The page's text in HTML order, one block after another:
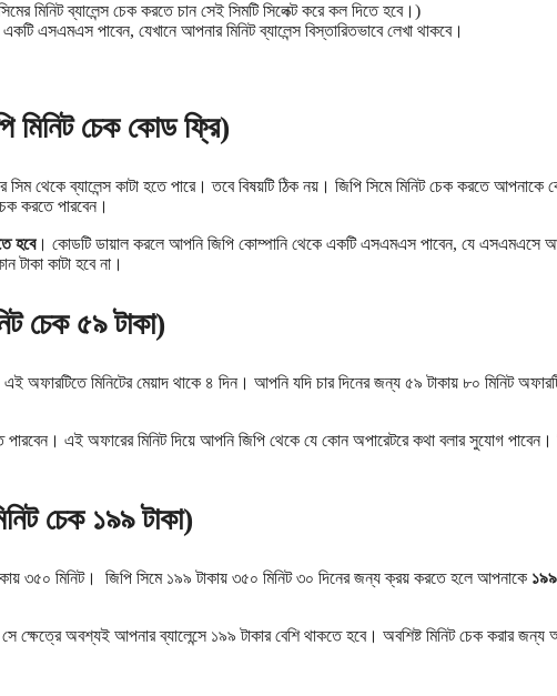
মিনিট ব্যালেন্স চেক করতে চান সেই সিমটি সিলেক্ট করে কল দিতে হবে।)
এসএমএস পাবেন, যেখানে আপনার মিনিট ব্যালেন্স বিস্তারিতভাবে লেখা থাকবে।
চেক কোড ফ্রি)
থেকে ব্যালেন্স কাটা হতে পারে। তবে বিষয়টি ঠিক নয়। জিপি সিমে মিনিট চেক করতে আপনাকে
করতে পারবেন।
হবে। কোডটি ডায়াল করলে আপনি জিপি কোম্পানি থেকে একটি এসএমএস পাবেন, যে এসএমএসে
টাকা কাটা হবে না।
চেক ৫৯ টাকা)
মিনিটের মেয়াদ থাকে ৪ দিন। আপনি যদি চার দিনের জন্য ৫৯ টাকায় ৮০ মিনিট
এই অফারের মিনিট দিয়ে আপনি জিপি থেকে যে কোন অপারেটরে কথা বলার সুযোগ পাবেন।
চেক ১৯৯ টাকা)
৩৫০ মিনিট। জিপি সিমে ১৯৯ টাকায় ৩৫০ মিনিট ৩০ দিনের জন্য ক্রয় করতে হলে আপনাকে ১৯৯
অবশ্যই আপনার ব্যালেন্সে ১৯৯ টাকার বেশি থাকতে হবে। অবশিষ্ট মিনিট চেক করার জন্য